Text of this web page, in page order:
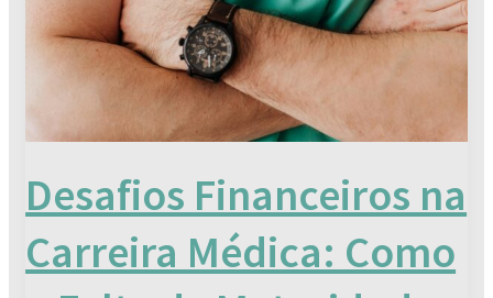
Desafios Financeiros na
Carreira Médica: Como
Como
Falta
Maturidade
Pode
Impactar
a
Vida